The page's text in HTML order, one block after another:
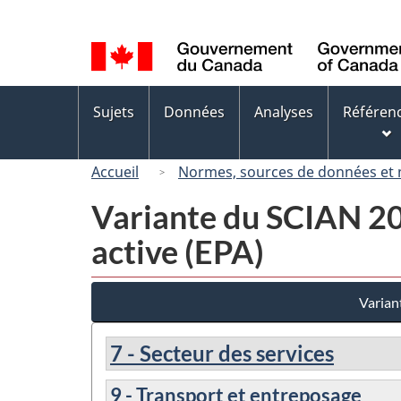
de
la
langue
des
Sujets Données Analyses
Accueil Normes, sources de données et
Variante du SCIAN
active (EPA)
7 - Secteur des services
9 - Transport et entreposage